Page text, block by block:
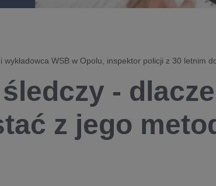
wykładowca WSB w Opolu, inspektor policji z 30 letnim
-
z jego